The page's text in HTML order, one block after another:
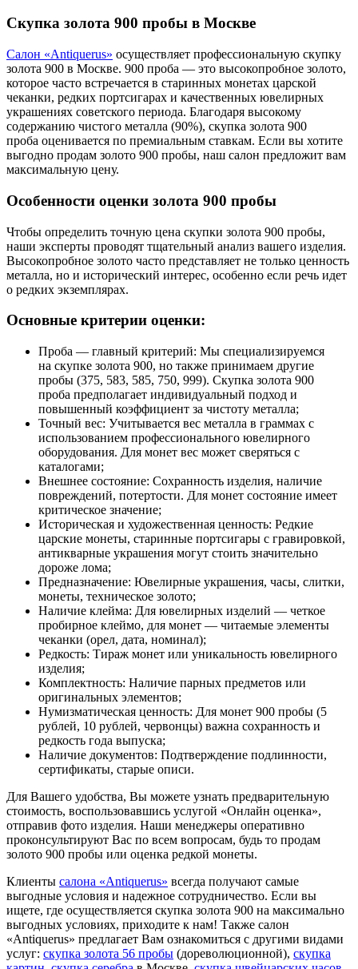
Скупка золота 900 пробы в Москве
Салон «Antiquerus» осуществляет профессиональную скупку
золота 900 в Москве. 900 проба — это высокопробное золото,
которое часто встречается в старинных монетах царской
чеканки, редких портсигарах и качественных ювелирных
украшениях советского периода. Благодаря высокому
содержанию чистого металла (90%), скупка золота 900
проба оценивается по премиальным ставкам. Если вы хотите
выгодно продам золото 900 пробы, наш салон предложит вам
максимальную цену.
Особенности оценки золота 900 пробы
Чтобы определить точную цена скупки золота 900 пробы,
наши эксперты проводят тщательный анализ вашего изделия.
Высокопробное золото часто представляет не только ценность
металла, но и исторический интерес, особенно если речь идет
о редких экземплярах.
Основные критерии оценки:
Проба — главный критерий: Мы специализируемся
на скупке золота 900, но также принимаем другие
пробы (375, 583, 585, 750, 999). Скупка золота 900
проба предполагает индивидуальный подход и
повышенный коэффициент за чистоту металла;
Точный вес: Учитывается вес металла в граммах с
использованием профессионального ювелирного
оборудования. Для монет вес может сверяться с
каталогами;
Внешнее состояние: Сохранность изделия, наличие
повреждений, потертости. Для монет состояние имеет
критическое значение;
Историческая и художественная ценность: Редкие
царские монеты, старинные портсигары с гравировкой,
антикварные украшения могут стоить значительно
дороже лома;
Предназначение: Ювелирные украшения, часы, слитки,
монеты, техническое золото;
Наличие клейма: Для ювелирных изделий — четкое
пробирное клеймо, для монет — читаемые элементы
чеканки (орел, дата, номинал);
Редкость: Тираж монет или уникальность ювелирного
изделия;
Комплектность: Наличие парных предметов или
оригинальных элементов;
Нумизматическая ценность: Для монет 900 пробы (5
рублей, 10 рублей, червонцы) важна сохранность и
редкость года выпуска;
Наличие документов: Подтверждение подлинности,
сертификаты, старые описи.
Для Вашего удобства, Вы можете узнать предварительную
стоимость, воспользовавшись услугой «Онлайн оценка»,
отправив фото изделия. Наши менеджеры оперативно
проконсультируют Вас по всем вопросам, будь то продам
золото 900 пробы или оценка редкой монеты.
Клиенты салона «Antiquerus» всегда получают самые
выгодные условия и надежное сотрудничество. Если вы
ищете, где осуществляется скупка золота 900 на максимально
выгодных условиях, приходите к нам! Также салон
«Antiquerus» предлагает Вам ознакомиться с другими видами
услуг: скупка золота 56 пробы (дореволюционной), скупка